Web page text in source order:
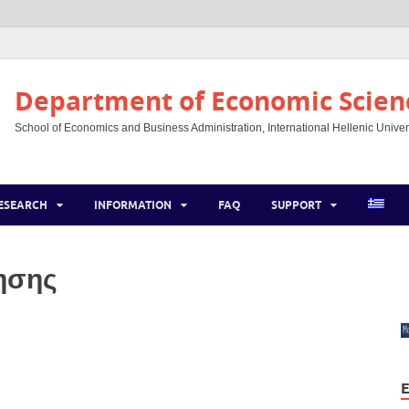
Department of Economic
School of Economics and Business Administration, International Hellenic
INFORMATION FAQ SUPPORT